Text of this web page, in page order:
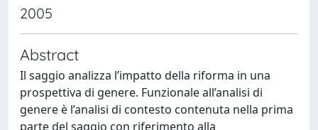
2005
Abstract
Il saggio analizza l’impatto della riforma in una
prospettiva di genere. Funzionale all’analisi di
genere è l’analisi di contesto contenuta nella prima
parte del saggio con riferimento alla